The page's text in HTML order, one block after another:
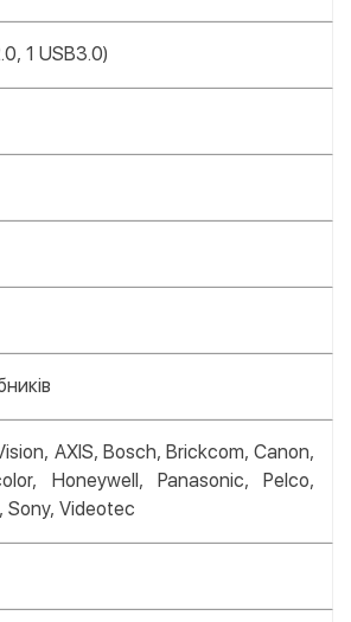
1 USB3.0)
AXIS, Bosch, Brickcom, Canon,
Honeywell, Panasonic, Pelco,
Sony, Videotec